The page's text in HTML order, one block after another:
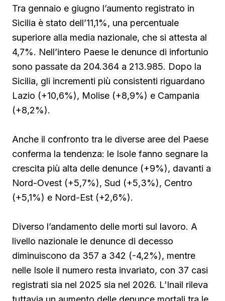
Tra gennaio e giugno l’aumento registrato in
Sicilia è stato dell’11,1%, una percentuale
superiore alla media nazionale, che si attesta al
4,7%. Nell’intero Paese le denunce di infortunio
sono passate da 204.364 a 213.985. Dopo la
Sicilia, gli incrementi più consistenti riguardano
Lazio (+10,6%), Molise (+8,9%) e Campania
(+8,2%).
Anche il confronto tra le diverse aree del Paese
conferma la tendenza: le Isole fanno segnare la
crescita più alta delle denunce (+9%), davanti a
Nord-Ovest (+5,7%), Sud (+5,3%), Centro
(+5,1%) e Nord-Est (+2,6%).
Diverso l’andamento delle morti sul lavoro. A
livello nazionale le denunce di decesso
diminuiscono da 357 a 342 (-4,2%), mentre
nelle Isole il numero resta invariato, con 37 casi
registrati sia nel 2025 sia nel 2026. L’Inail rileva